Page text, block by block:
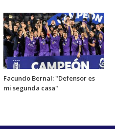
Facundo Bernal: "Defensor es
mi segunda casa"